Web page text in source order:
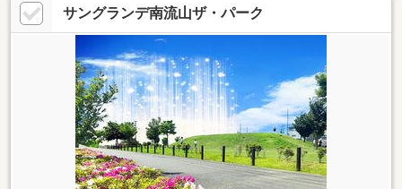
サングランデ南流山ザ・パーク